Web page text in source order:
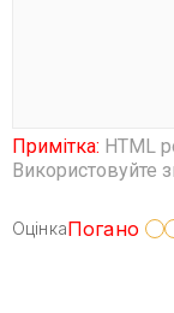
Примітка: HTML
Використовуйте
ОцінкаПогано